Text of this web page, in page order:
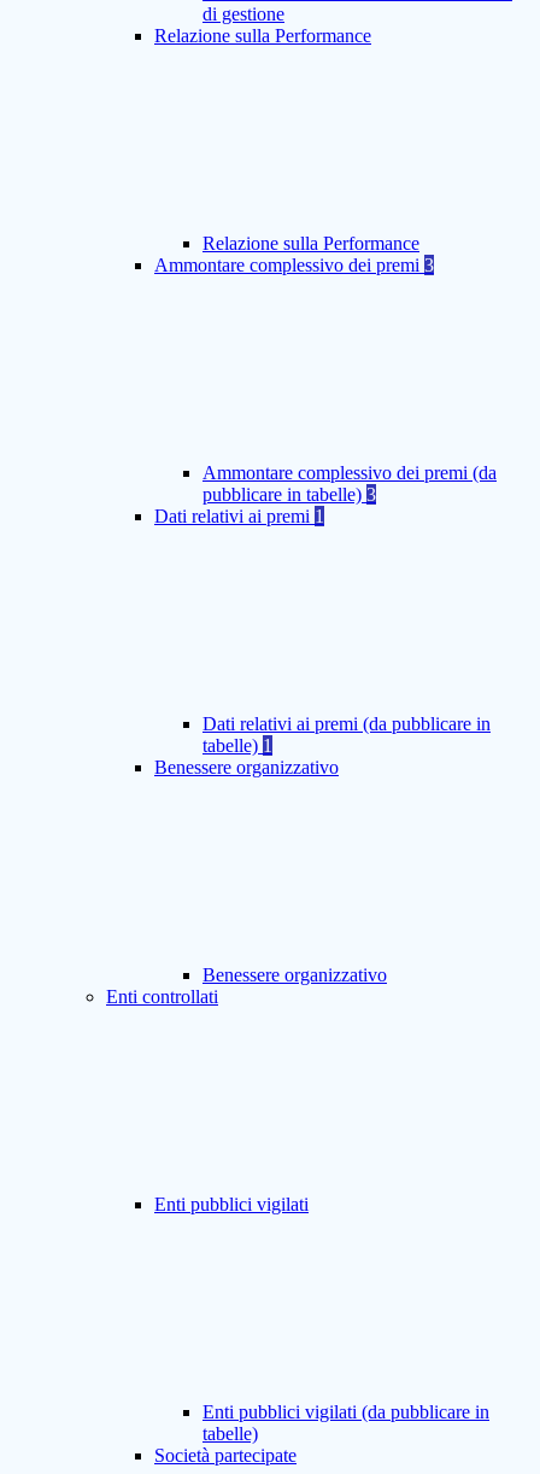
di gestione
Relazione sulla Performance
Relazione sulla Performance
Ammontare complessivo dei premi 3
Ammontare complessivo dei premi (da
pubblicare in tabelle) 3
Dati relativi ai premi 1
Dati relativi ai premi (da pubblicare in
tabelle) 1
Benessere organizzativo
Benessere organizzativo
Enti controllati
Enti pubblici vigilati
Enti pubblici vigilati (da pubblicare in
tabelle)
Società partecipate